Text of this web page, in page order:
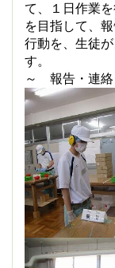
て、１日作業
を目指して、
行動を、生徒
す。
～ 報告・連